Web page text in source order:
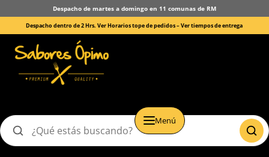
Despacho de martes a domingo en 11 comunas de RM
Despacho dentro de 2 Hrs. Ver Horarios tope de pedidos –Ver tiempos de entrega
Menú
Buscar